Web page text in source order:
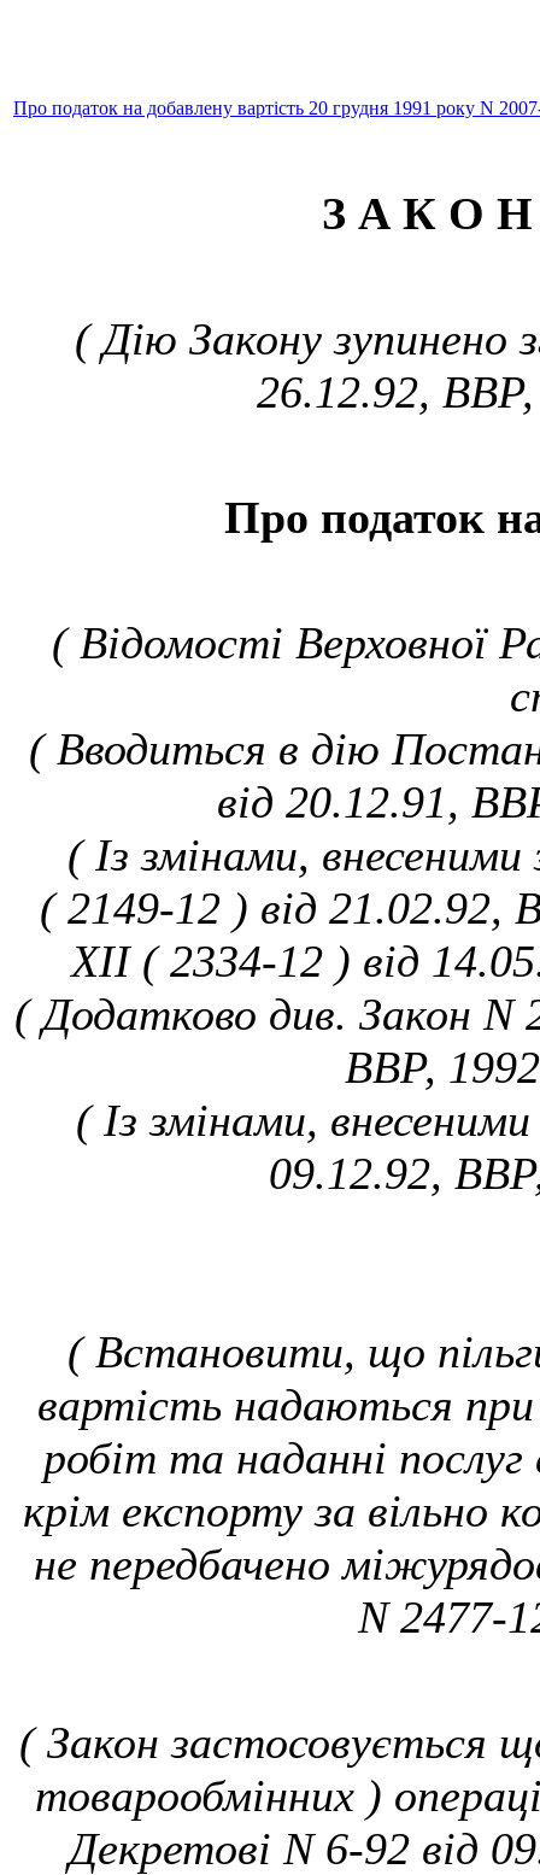
Про податок на добавлену вартість 20 грудня 1991 року N
З А К О
( Дію Закону зупинено
26.12.92,
Про податок
( Відомості Верховної
( Вводиться в дію
від 20.12.91,
( Із змінами,
( 2149-12 ) від 21.02.92,
XII ( 2334-12 ) від
( Додатково див. Закон N
ВВР,
( Із змінами,
09.12.92,
( Встановити, що
вартість надаються при
робіт та наданні
крім експорту за вільно
не передбачено
N 2477-
( Закон застосовується
товарообмінних )
Декретові N 6-92 від